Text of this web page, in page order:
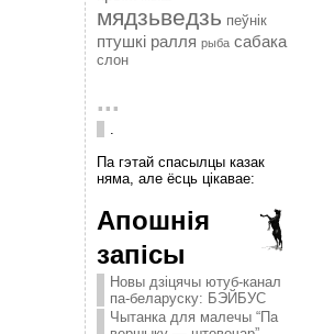
мядзьведзь пеўнік
птушкі ралля рыба сабака
слон
...
.
Па гэтай спасылцы казак
няма, але ёсць цікавае:
Апошнія
запісы
Новы дзіцячы ютуб-канал
па-беларуску: БЭЙБУС
Чытанка для малечы “Па